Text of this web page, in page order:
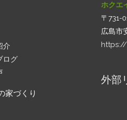
介
ログ
家づくり
ホクエ
〒731-
広島市
外部